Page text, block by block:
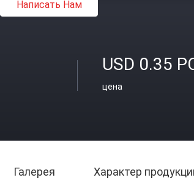
Написать Нам
USD 0.35
цена
Галерея Характер